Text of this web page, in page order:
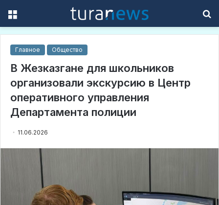
Главное Общество
В Жезказгане для школьников
организовали экскурсию в Центр
оперативного управления
Департамента полиции
11.06.2026